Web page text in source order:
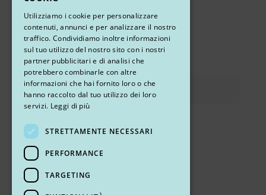
Altri studi
STUDIO MARIANETTI MED
via Sandro Pertini 26, 67051 Avezzano (AQ)
Ci trovi
Utilizziamo i cookie per personalizzare
contenuti, annunci e per analizzare il nostro
traffico. Condividiamo inoltre informazioni
sul tuo utilizzo del nostro sito con i nostri
partner pubblicitari e di analisi che
potrebbero combinarle con altre
informazioni che hai fornito loro o che
hanno raccolto dal tuo utilizzo dei loro
servizi. Leggi di più
STRETTAMENTE NECESSARI
PERFORMANCE
TARGETING